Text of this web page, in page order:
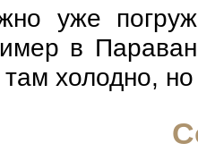
уже
в
там холодно,